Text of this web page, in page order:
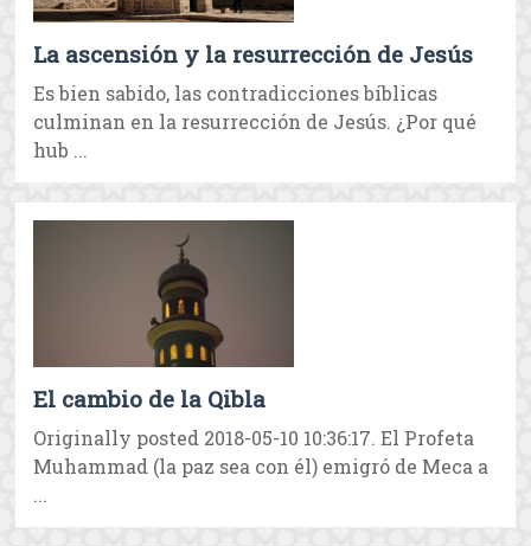
La ascensión y la resurrección de Jesús
Es bien sabido, las contradicciones bíblicas
culminan en la resurrección de Jesús. ¿Por qué
hub ...
El cambio de la Qibla
Originally posted 2018-05-10 10:36:17. El Profeta
Muhammad (la paz sea con él) emigró de Meca a
...